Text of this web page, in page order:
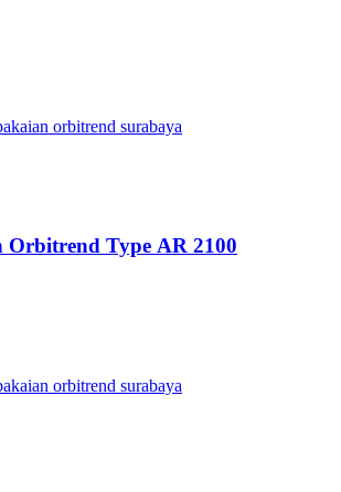
Orbitrend Type AR 2100